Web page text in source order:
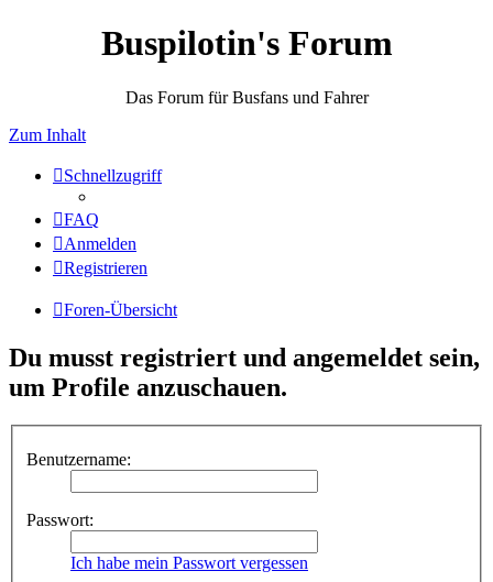
Buspilotin's Forum
Das Forum für Busfans und Fahrer
Zum Inhalt
Schnellzugriff
FAQ
Anmelden
Registrieren
Foren-Übersicht
Du musst registriert und angemeldet sein,
um Profile anzuschauen.
Benutzername:
Passwort:
Ich habe mein Passwort vergessen